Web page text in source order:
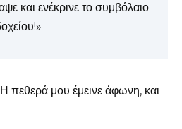
και ενέκρινε το συμβόλαιο
Η πεθερά μου έμεινε άφωνη, και